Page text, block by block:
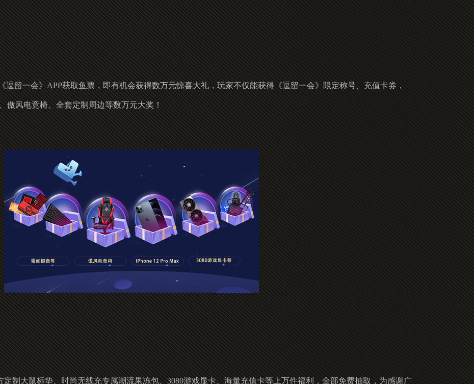
留一会》APP获取鱼票，即有机会获得数万元惊喜大礼，玩家不仅能获得《逗留一会》限定称号、充值卡券，
傲风电竞椅、全套定制周边等数万元大奖！
制大鼠标垫、时尚无线充专属潮流果冻包、3080游戏显卡、海量充值卡等上万件福利，全部免费抽取，为感谢广